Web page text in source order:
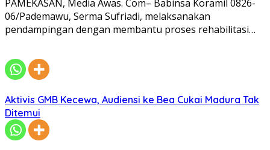
PAMEKASAN, Media Awas. Com– Babinsa Koramil 0826-
06/Pademawu, Serma Sufriadi, melaksanakan
pendampingan dengan membantu proses rehabilitasi…
Aktivis GMB Kecewa, Audiensi ke Bea Cukai Madura Tak
Ditemui